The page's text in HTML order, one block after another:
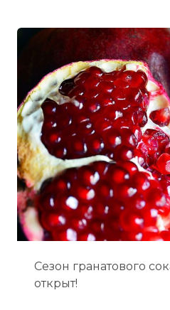
Сезон гранатового
открыт!